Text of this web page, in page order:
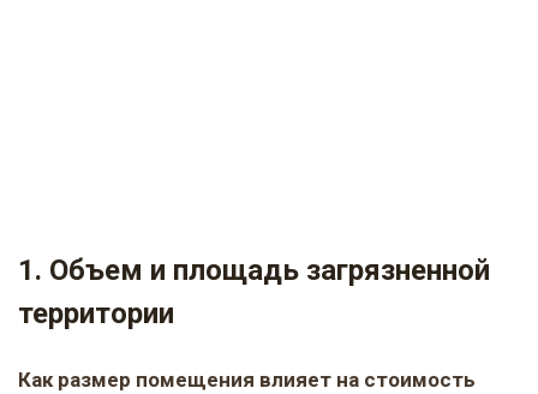
1. Объем и площадь загрязненной
территории
Как размер помещения влияет на стоимость